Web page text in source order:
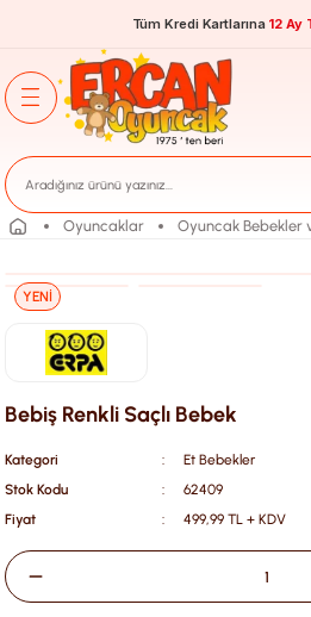
Tüm Kredi Kartlarına 12 Ay
Oyuncaklar Oyuncak Bebekler
YENİ
Bebiş Renkli Saçlı Bebek
Kategori
Et Bebekler
Stok Kodu
62409
Fiyat
499,99 TL + KDV